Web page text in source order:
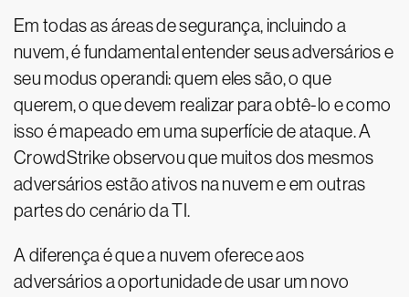
Em todas as áreas de segurança, incluindo a
nuvem, é fundamental entender seus adversários e
seu modus operandi: quem eles são, o que
querem, o que devem realizar para obtê-lo e como
isso é mapeado em uma superfície de ataque. A
CrowdStrike observou que muitos dos mesmos
adversários estão ativos na nuvem e em outras
partes do cenário da TI.
A diferença é que a nuvem oferece aos
adversários a oportunidade de usar um novo